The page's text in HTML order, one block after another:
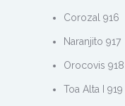
Corozal 916
Naranjito 917
Orocovis 918
Toa Alta I 919